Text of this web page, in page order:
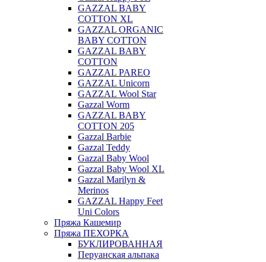
GAZZAL BABY
COTTON XL
GAZZAL ORGANIC
BABY COTTON
GAZZAL BABY
COTTON
GAZZAL PAREO
GAZZAL Unicorn
GAZZAL Wool Star
Gazzal Worm
GAZZAL BABY
COTTON 205
Gazzal Barbie
Gazzal Teddy
Gazzal Baby Wool
Gazzal Baby Wool XL
Gazzal Marilyn &
Merinos
GAZZAL Happy Feet
Uni Colors
Пряжа Кашемир
Пряжа ПЕХОРКА
БУКЛИРОВАННАЯ
Перуанская альпака